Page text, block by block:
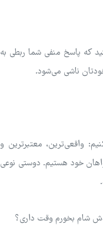
که پاسخ منفی شما ربطی به
ناشی می‌شود.
واقعی‌ترین، معتبرترین و
خود هستیم. دوستی نوعی
شام بخورم وقت داری؟